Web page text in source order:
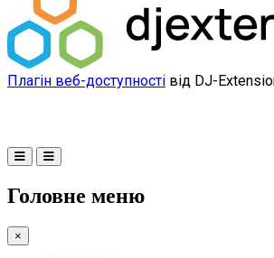
Плагін веб-доступності від DJ-
Головне меню
×